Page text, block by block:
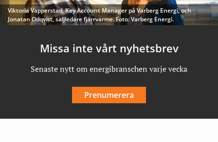
Viktoria Vapperstad, Key Account Manager på Varberg Energi, och
Jonatan Odqvist, säljledare fjärrvärme. Foto: Varberg Energi.
Missa inte vårt nyhetsbrev
Senaste nytt om energibranschen varje vecka
Prenumerera